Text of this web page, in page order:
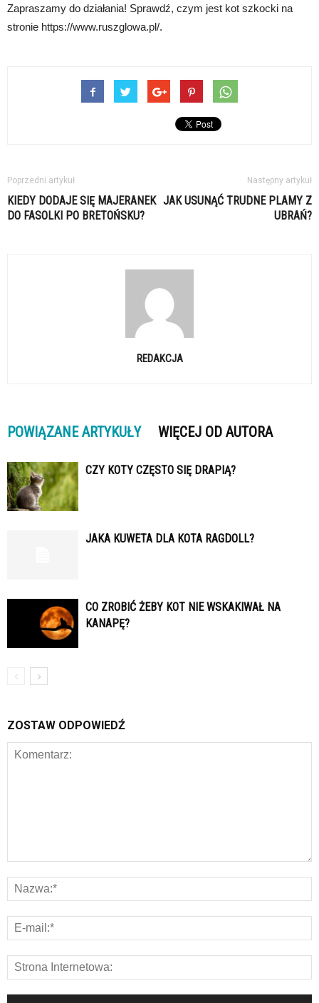
Zapraszamy do działania! Sprawdź, czym jest kot szkocki na
stronie https://www.ruszglowa.pl/.
Poprzedni artykuł
KIEDY DODAJE SIĘ MAJERANEK
DO FASOLKI PO BRETOŃSKU?
Następny artykuł
JAK USUNĄĆ TRUDNE PLAMY Z
UBRAŃ?
REDAKCJA
POWIĄZANE ARTYKUŁY WIĘCEJ OD AUTORA
CZY KOTY CZĘSTO SIĘ DRAPIĄ?
JAKA KUWETA DLA KOTA RAGDOLL?
CO ZROBIĆ ŻEBY KOT NIE WSKAKIWAŁ NA
KANAPĘ?
ZOSTAW ODPOWIEDŹ